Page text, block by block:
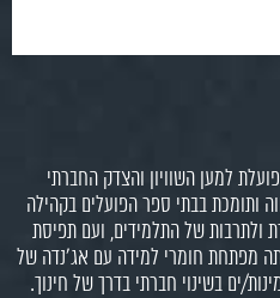
למען השוויון והצדק החברתי
ותומכת בבתי ספר הפועלים בקהילה
ולתרבות של התלמידים, ועם תפיסת
מפתחת חומרי למידה עם אג'נדה של
ים בשינוי חברתי בדרך של חינוך.